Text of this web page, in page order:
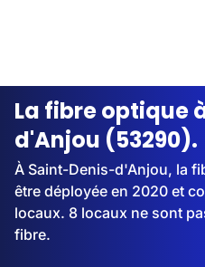
Streaming
La fibre optique
d'Anjou (53290).
À Saint-Denis-d'Anjou, la
être déployée en 2020 et
locaux. 8 locaux ne sont
fibre.